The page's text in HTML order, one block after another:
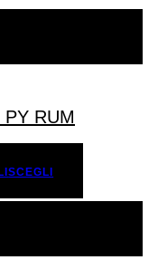
RUM
SCEGLI